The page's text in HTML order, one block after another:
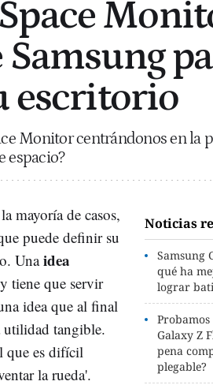
escritorio
Monitor centrándonos en la
espacio?
Noticias
Samsung
qué ha
lograr
Probamos
Galaxy Z
pena
plegable?
mayoría de casos,
puede definir su
Unaidea
tiene que servir
idea que al final
tangible.
que es difícil
la rueda'.